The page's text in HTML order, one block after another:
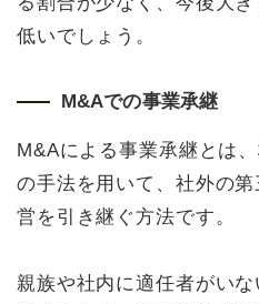
低いでしょう。
M&Aでの事業承継
M&Aによる事業承継とは
の手法を用いて、社外の
営を引き継ぐ方法です。
親族や社内に適任者がい